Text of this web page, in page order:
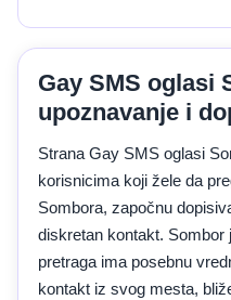
Gay SMS oglasi
upoznavanje i
Strana Gay SMS oglasi
korisnicima koji žele da
Sombora, započnu
diskretan kontakt. Sombor
pretraga ima posebnu
kontakt iz svog mesta,